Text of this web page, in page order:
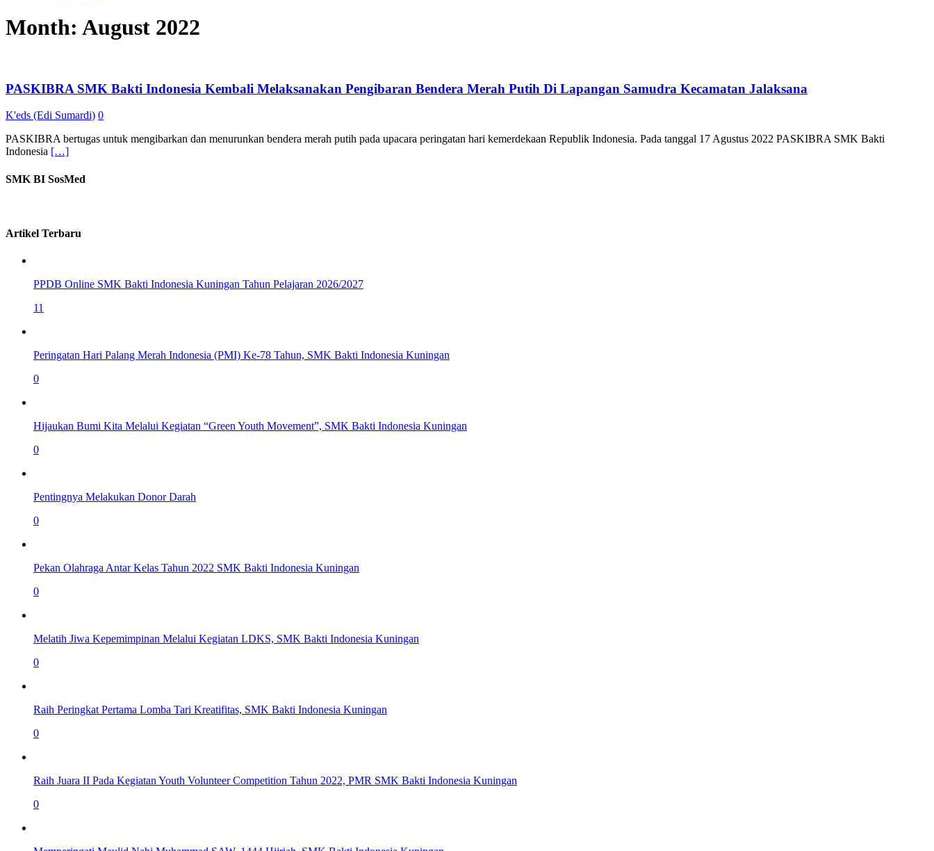
Month: August 2022
PASKIBRA SMK Bakti Indonesia Kembali Melaksanakan Pengibaran Bendera Merah Putih Di Lapangan Samudra Kecamatan Jalaksana
K'eds (Edi Sumardi) 0
PASKIBRA bertugas untuk mengibarkan dan menurunkan bendera merah putih pada upacara peringatan hari kemerdekaan Republik Indonesia. Pada tanggal 17 Agustus 2022 PASKIBRA SMK Bakti
Indonesia […]
SMK BI SosMed
Artikel Terbaru
PPDB Online SMK Bakti Indonesia Kuningan Tahun Pelajaran 2026/2027
11
Peringatan Hari Palang Merah Indonesia (PMI) Ke-78 Tahun, SMK Bakti Indonesia Kuningan
0
Hijaukan Bumi Kita Melalui Kegiatan “Green Youth Movement”, SMK Bakti Indonesia Kuningan
0
Pentingnya Melakukan Donor Darah
0
Pekan Olahraga Antar Kelas Tahun 2022 SMK Bakti Indonesia Kuningan
0
Melatih Jiwa Kepemimpinan Melalui Kegiatan LDKS, SMK Bakti Indonesia Kuningan
0
Raih Peringkat Pertama Lomba Tari Kreatifitas, SMK Bakti Indonesia Kuningan
0
Raih Juara II Pada Kegiatan Youth Volunteer Competition Tahun 2022, PMR SMK Bakti Indonesia Kuningan
0